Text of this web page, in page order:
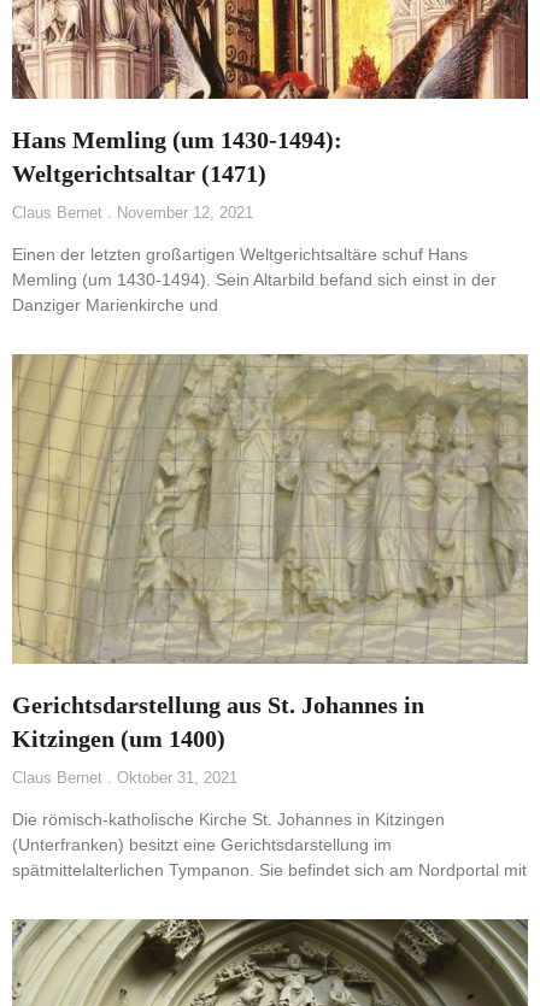
Hans Memling (um 1430-1494):
Weltgerichtsaltar (1471)
Claus Bernet November 12, 2021
Einen der letzten großartigen Weltgerichtsaltäre schuf Hans
Memling (um 1430-1494). Sein Altarbild befand sich einst in der
Danziger Marienkirche und
Gerichtsdarstellung aus St. Johannes in
Kitzingen (um 1400)
Claus Bernet Oktober 31, 2021
Die römisch-katholische Kirche St. Johannes in Kitzingen
(Unterfranken) besitzt eine Gerichtsdarstellung im
spätmittelalterlichen Tympanon. Sie befindet sich am Nordportal mit